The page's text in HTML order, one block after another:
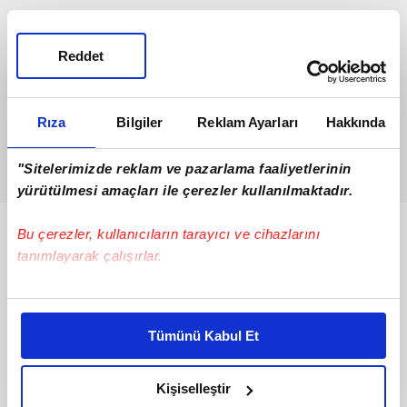
Rıza Bilgiler Reklam Ayarları Hakkında
"Sitelerimizde reklam ve pazarlama faaliyetlerinin
yürütülmesi amaçları ile çerezler kullanılmaktadır.
Bu çerezler, kullanıcıların tarayıcı ve cihazlarını
tanımlayarak çalışırlar.
Bu çerezlere izin vermeniz halinde sizlere özel
daha iyi reklam deneyimi yaşatabiliriz. Bunu yaparken
amacımızın size daha iyi bir reklam deneyimi sunmak
olduğunu ve sizlere en iyi içerikleri sunabilmek adına
Tümünü Kabul Et
Kişiselleştir
Reddet
Bunlar da Var